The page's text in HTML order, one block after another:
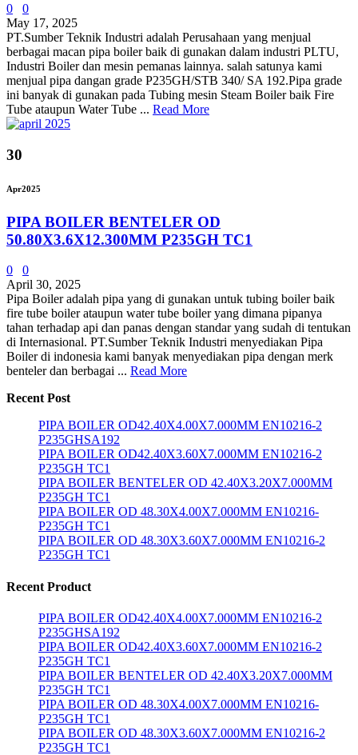
0
0
May 17, 2025
PT.Sumber Teknik Industri adalah Perusahaan yang menjual
berbagai macan pipa boiler baik di gunakan dalam industri PLTU,
Industri Boiler dan mesin pemanas lainnya. salah satunya kami
menjual pipa dangan grade P235GH/STB 340/ SA 192.Pipa grade
ini banyak di gunakan pada Tubing mesin Steam Boiler baik Fire
Tube ataupun Water Tube ... Read More
30
Apr2025
PIPA BOILER BENTELER OD
50.80X3.6X12.300MM P235GH TC1
0
0
April 30, 2025
Pipa Boiler adalah pipa yang di gunakan untuk tubing boiler baik
fire tube boiler ataupun water tube boiler yang dimana pipanya
tahan terhadap api dan panas dengan standar yang sudah di tentukan
di Internasional. PT.Sumber Teknik Industri menyediakan Pipa
Boiler di indonesia kami banyak menyediakan pipa dengan merk
benteler dan berbagai ... Read More
Recent Post
PIPA BOILER OD42.40X4.00X7.000MM EN10216-2
P235GHSA192
PIPA BOILER OD42.40X3.60X7.000MM EN10216-2
P235GH TC1
PIPA BOILER BENTELER OD 42.40X3.20X7.000MM
P235GH TC1
PIPA BOILER OD 48.30X4.00X7.000MM EN10216-
P235GH TC1
PIPA BOILER OD 48.30X3.60X7.000MM EN10216-2
P235GH TC1
Recent Product
PIPA BOILER OD42.40X4.00X7.000MM EN10216-2
P235GHSA192
PIPA BOILER OD42.40X3.60X7.000MM EN10216-2
P235GH TC1
PIPA BOILER BENTELER OD 42.40X3.20X7.000MM
P235GH TC1
PIPA BOILER OD 48.30X4.00X7.000MM EN10216-
P235GH TC1
PIPA BOILER OD 48.30X3.60X7.000MM EN10216-2
P235GH TC1